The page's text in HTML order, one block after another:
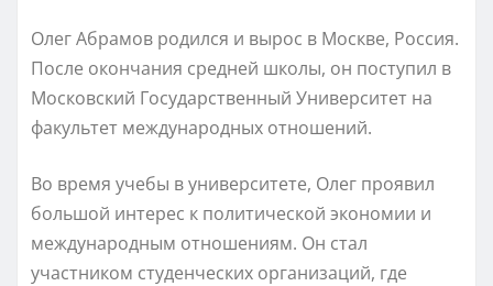
Олег Абрамов родился и вырос в Москве, Россия.
После окончания средней школы, он поступил в
Московский Государственный Университет на
факультет международных отношений.
Во время учебы в университете, Олег проявил
большой интерес к политической экономии и
международным отношениям. Он стал
участником студенческих организаций, где